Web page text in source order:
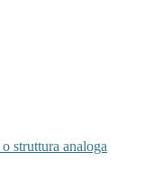
struttura analoga